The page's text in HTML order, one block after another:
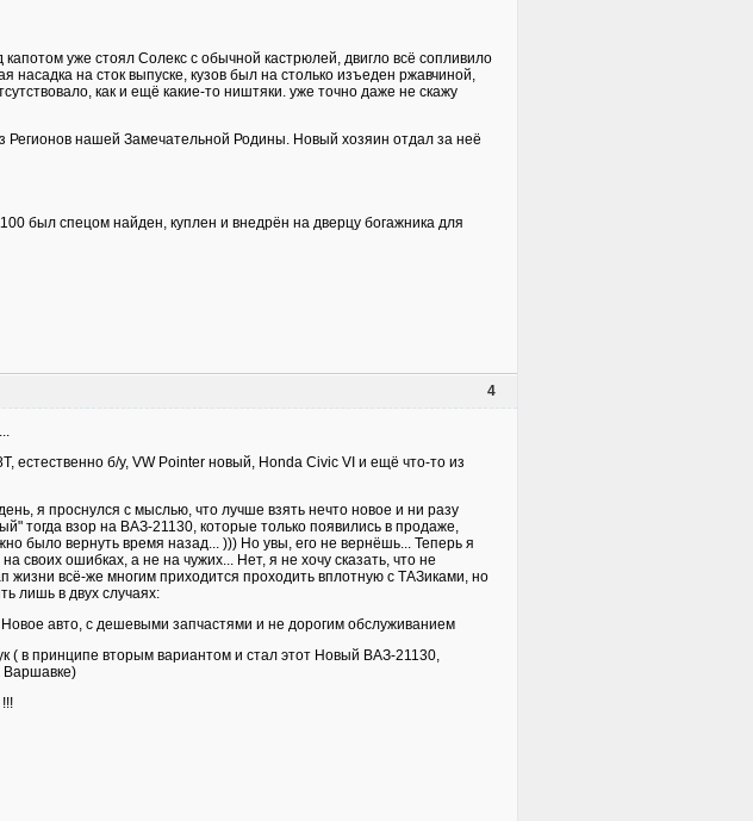
уже стоял Солекс с обычной кастрюлей, двигло всё сопливило
на сток выпуске, кузов был на столько изъеден ржавчиной,
как и ещё какие-то ништяки. уже точно даже не скажу
Регионов нашей Замечательной Родины. Новый хозяин отдал за неё
был спецом найден, куплен и внедрён на дверцу богажника для
4
естественно б/у, VW Pointer новый, Honda Civic VI и ещё что-то из
я проснулся с мыслью, что лучше взять нечто новое и ни разу
тогда взор на ВАЗ-21130, которые только появились в продаже,
было вернуть время назад... ))) Но увы, его не вернёшь... Теперь я
своих ошибках, а не на чужих... Нет, я не хочу сказать, что не
жизни всё-же многим приходится проходить вплотную с ТАЗиками, но
лишь в двух случаях:
авто, с дешевыми запчастями и не дорогим обслуживанием
( в принципе вторым вариантом и стал этот Новый ВАЗ-21130,
Варшавке)